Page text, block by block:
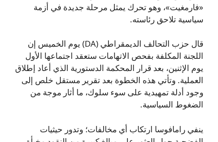
«فارمغيت»، وهو تحرك يمثل مرحلة جديدة في أزمة
سياسية تلاحق رئاسته.
قال حزب التحالف الديمقراطي (DA) يوم الخميس إن
اللجنة المكلفة بفحص الاتهامات ستعقد اجتماعها الأول
يوم الإثنين، بعد قرار المحكمة الدستورية الذي أعاد إطلاق
العملية. وتأتي هذه الخطوة بعد تقرير مستقل خلص إلى
وجود أدلة تمهيدية على سوء سلوك، ما أثار موجة من
الضغوط السياسية.
ينفي رامافوسا ارتكاب أي مخالفات؛ وتدور حيثيات